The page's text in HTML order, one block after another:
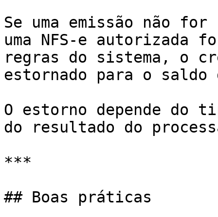
Se uma emissão não
uma NFS-e autorizada
regras do sistema, o
estornado para o saldo
O estorno depende do
do resultado do
***
## Boas práticas